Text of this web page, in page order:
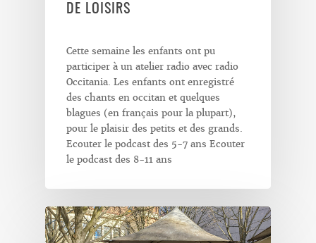
DE LOISIRS
Cette semaine les enfants ont pu
participer à un atelier radio avec radio
Occitania. Les enfants ont enregistré
des chants en occitan et quelques
blagues (en français pour la plupart),
pour le plaisir des petits et des grands.
Ecouter le podcast des 5-7 ans Ecouter
le podcast des 8-11 ans